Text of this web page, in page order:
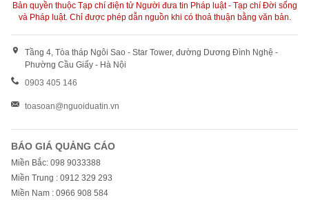
Bản quyền thuộc Tạp chí điện tử Người đưa tin Pháp luật - Tạp chí Đời sống
và Pháp luật. Chỉ được phép dẫn nguồn khi có thoả thuận bằng văn bản.
Tầng 4, Tòa tháp Ngôi Sao - Star Tower, đường Dương Đình Nghệ -
Phường Cầu Giấy - Hà Nội
0903 405 146
toasoan@nguoiduatin.vn
BÁO GIÁ QUẢNG CÁO
Miền Bắc: 098 9033388
Miền Trung : 0912 329 293
Miền Nam : 0966 908 584